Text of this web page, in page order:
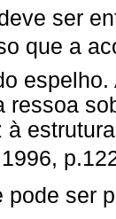
ser
que a
ressoa
1996,
ser